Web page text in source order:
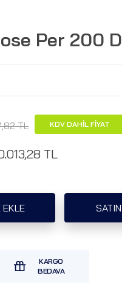
Per 200
TL KDV DAHİL FİYAT
TL